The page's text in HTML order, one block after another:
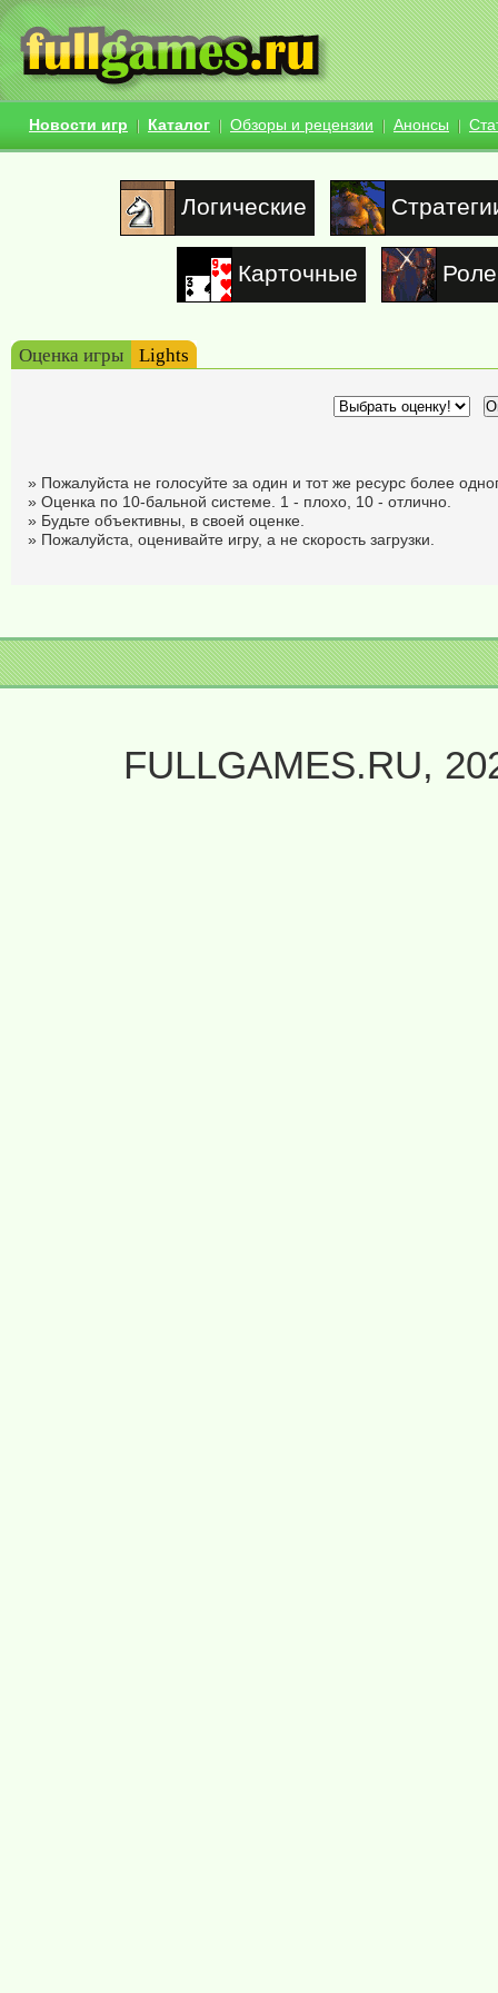
Новости игр Каталог Обзоры и рецензии Анонсы
Логические
Карточные
Оценка игры Lights
» Пожалуйста не голосуйте за один и тот же ресурс более
» Оценка по 10-бальной системе. 1 - плохо, 10 - отлично.
» Будьте объективны, в своей оценке.
» Пожалуйста, оценивайте игру, а не скорость загрузки.
FULLGAMES.RU,